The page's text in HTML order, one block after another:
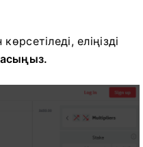
еліңізді